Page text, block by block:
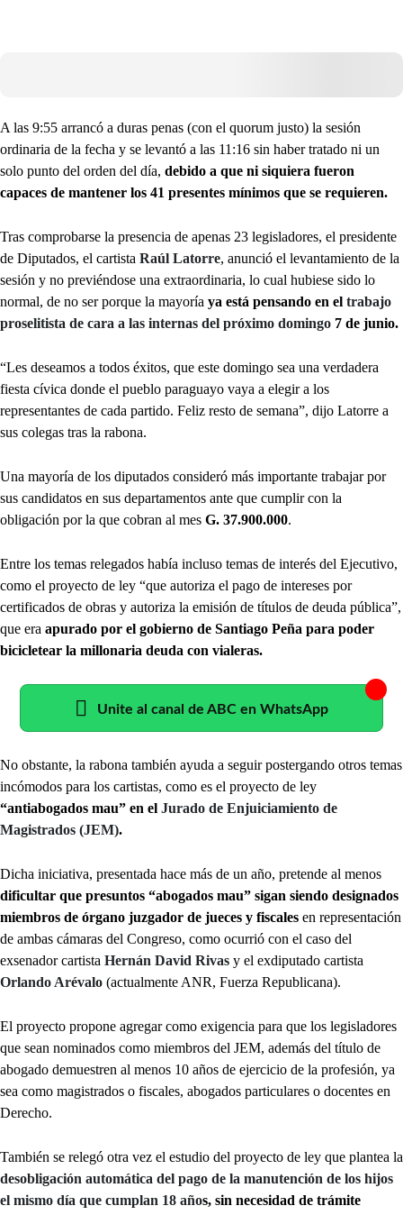
A las 9:55 arrancó a duras penas (con el quorum justo) la sesión
ordinaria de la fecha y se levantó a las 11:16 sin haber tratado ni un
solo punto del orden del día, debido a que ni siquiera fueron
capaces de mantener los 41 presentes mínimos que se requieren.
Tras comprobarse la presencia de apenas 23 legisladores, el presidente
de Diputados, el cartista Raúl Latorre, anunció el levantamiento de la
sesión y no previéndose una extraordinaria, lo cual hubiese sido lo
normal, de no ser porque la mayoría ya está pensando en el trabajo
proselitista de cara a las internas del próximo domingo 7 de junio.
“Les deseamos a todos éxitos, que este domingo sea una verdadera
fiesta cívica donde el pueblo paraguayo vaya a elegir a los
representantes de cada partido. Feliz resto de semana”, dijo Latorre a
sus colegas tras la rabona.
Una mayoría de los diputados consideró más importante trabajar por
sus candidatos en sus departamentos ante que cumplir con la
obligación por la que cobran al mes G. 37.900.000.
Entre los temas relegados había incluso temas de interés del Ejecutivo,
como el proyecto de ley “que autoriza el pago de intereses por
certificados de obras y autoriza la emisión de títulos de deuda pública”,
que era apurado por el gobierno de Santiago Peña para poder
bicicletear la millonaria deuda con vialeras.
Unite al canal de ABC en WhatsApp
No obstante, la rabona también ayuda a seguir postergando otros temas
incómodos para los cartistas, como es el proyecto de ley
“antiabogados mau” en el Jurado de Enjuiciamiento de
Magistrados (JEM).
Dicha iniciativa, presentada hace más de un año, pretende al menos
dificultar que presuntos “abogados mau” sigan siendo designados
miembros de órgano juzgador de jueces y fiscales en representación
de ambas cámaras del Congreso, como ocurrió con el caso del
exsenador cartista Hernán David Rivas y el exdiputado cartista
Orlando Arévalo (actualmente ANR, Fuerza Republicana).
El proyecto propone agregar como exigencia para que los legisladores
que sean nominados como miembros del JEM, además del título de
abogado demuestren al menos 10 años de ejercicio de la profesión, ya
sea como magistrados o fiscales, abogados particulares o docentes en
Derecho.
También se relegó otra vez el estudio del proyecto de ley que plantea la
desobligación automática del pago de la manutención de los hijos
el mismo día que cumplan 18 años, sin necesidad de trámite